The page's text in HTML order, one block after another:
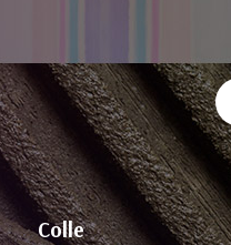
Colle